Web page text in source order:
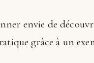
envie de
grâce à un